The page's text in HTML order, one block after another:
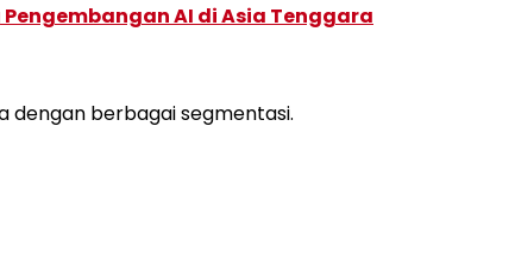
AI di Asia Tenggara
dengan berbagai segmentasi.